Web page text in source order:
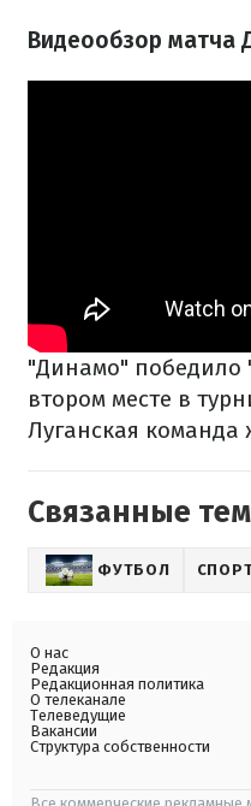
Видеообзор матча
"Динамо" победило
втором месте в
Луганская команда
Связанные
ФУТБОЛ
О нас
Редакция
Редакционная политика
О телеканале
Телеведущие
Вакансии
Структура собственности